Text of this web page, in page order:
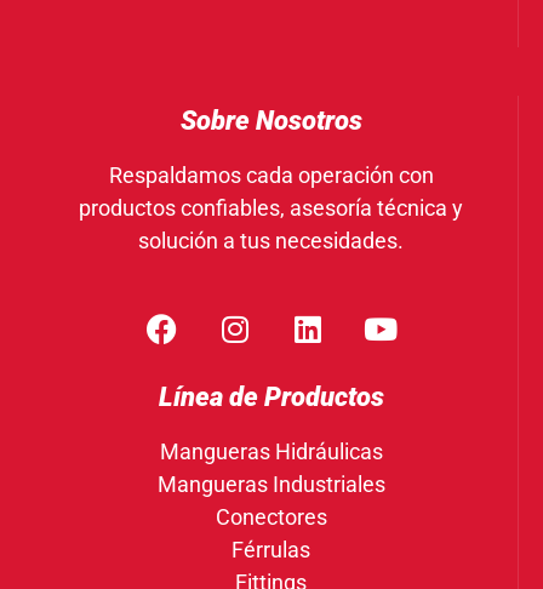
Sobre Nosotros
Respaldamos cada operación con
productos confiables, asesoría técnica y
solución a tus necesidades.
Línea de Productos
Mangueras Hidráulicas
Mangueras Industriales
Conectores
Férrulas
Fittings